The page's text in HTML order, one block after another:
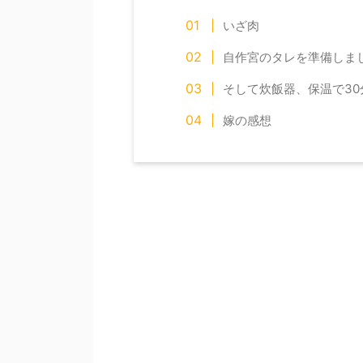
いざ肉
自作宮のタレを準備しま
そして炊飯器、保温で30
嫁の感想